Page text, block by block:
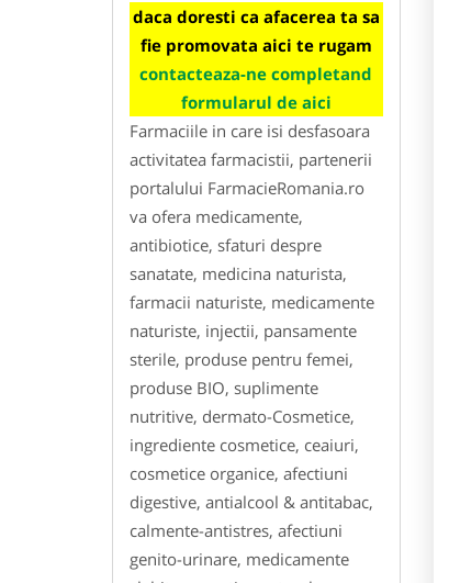
daca doresti ca afacerea ta sa
fie promovata aici te rugam
contacteaza-ne completand
formularul de aici
Farmaciile in care isi desfasoara
activitatea farmacistii, partenerii
portalului FarmacieRomania.ro
va ofera medicamente,
antibiotice, sfaturi despre
sanatate, medicina naturista,
farmacii naturiste, medicamente
naturiste, injectii, pansamente
sterile, produse pentru femei,
produse BIO, suplimente
nutritive, dermato-Cosmetice,
ingrediente cosmetice, ceaiuri,
cosmetice organice, afectiuni
digestive, antialcool & antitabac,
calmente-antistres, afectiuni
genito-urinare, medicamente